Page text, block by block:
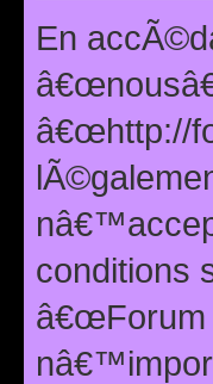
En
â€œhttp://
conditions
â€œForum